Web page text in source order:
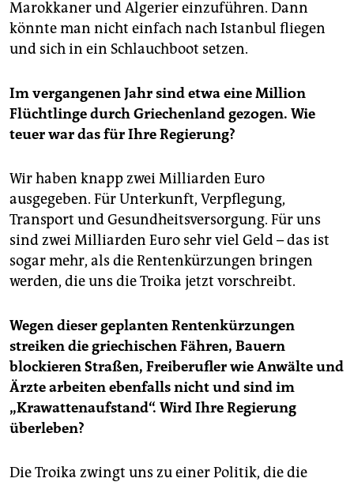
Marokkaner und Algerier einzuführen. Dann
könnte man nicht einfach nach Istanbul fliegen
und sich in ein Schlauchboot setzen.
Im vergangenen Jahr sind etwa eine Million
Flüchtlinge durch Griechenland gezogen. Wie
teuer war das für Ihre Regierung?
Wir haben knapp zwei Milliarden Euro
ausgegeben. Für Unterkunft, Verpflegung,
Transport und Gesundheitsversorgung. Für uns
sind zwei Milliarden Euro sehr viel Geld – das ist
sogar mehr, als die Rentenkürzungen bringen
werden, die uns die Troika jetzt vorschreibt.
Wegen dieser geplanten Rentenkürzungen
streiken die griechischen Fähren, Bauern
blockieren Straßen, Freiberufler wie Anwälte und
Ärzte arbeiten ebenfalls nicht und sind im
„Krawattenaufstand“. Wird Ihre Regierung
überleben?
Die Troika zwingt uns zu einer Politik, die die